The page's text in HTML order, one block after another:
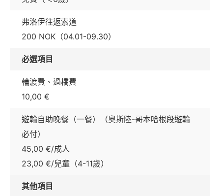
弗洛伊往返索道
200 NOK（04.01-09.30）
必選項目
輪渡費、過橋費
10,00 €
遊輪自助晚餐（一餐）（奧斯陸-哥本哈根段遊輪
必付）
45,00 €/成人
23,00 €/兒童（4-11歲）
其他項目